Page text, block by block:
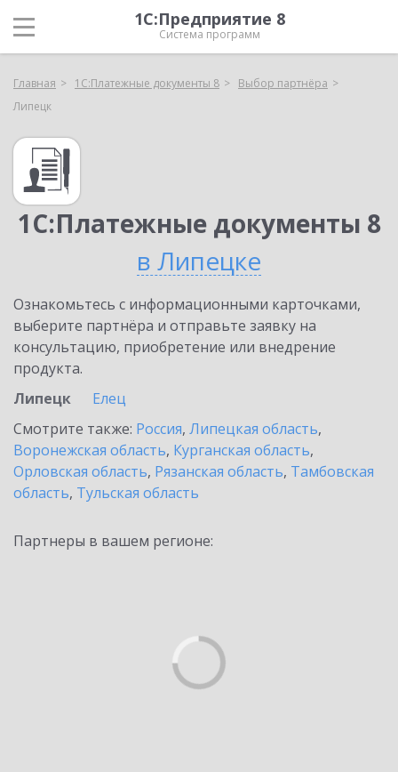
1С:Предприятие 8
Система программ
Главная 1С:Платежные документы 8
Выбор партнёра
Липецк
1С:Платежные документы 8
в Липецке
Ознакомьтесь с информационными карточками,
выберите партнёра и отправьте заявку на
консультацию, приобретение или внедрение
продукта.
Липецк
Елец
Смотрите также: Россия, Липецкая область,
Воронежская область, Курганская область,
Орловская область, Рязанская область, Тамбовская
область, Тульская область
Партнеры в вашем регионе: